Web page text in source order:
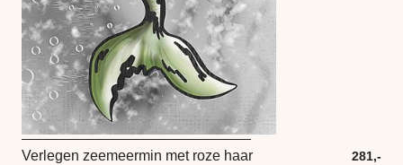
Verlegen zeemeermin met roze haar 281,-